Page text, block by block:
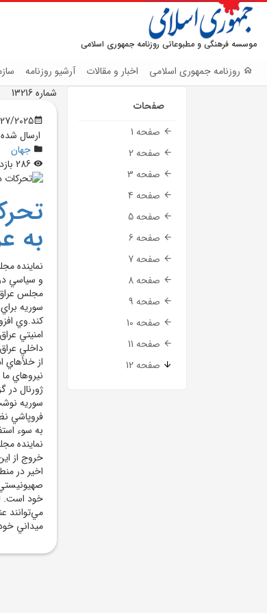
موسسه فرهنگی و مطبوعاتی روزنامه جمهوری اسلامی
روزنامه جمهوری اسلامی اخبار و مقالات آرشیو روزنامه
صفحات
صفحه 1
صفحه 2
صفحه 3
صفحه 4
صفحه 5
صفحه 6
صفحه 7
صفحه 8
صفحه 9
صفحه 10
صفحه 11
صفحه 12
شماره 13216
12:00:00 AM
ارسال
جهان
به
نماينده
و سياسي
مجلس
سوريه
کند.وي
امنيتي
داخلي
از خلأهاي
نيروهاي
ژورنال در
سوريه
فروپاشي
به سوء
نماينده
خروج از
اخير در
خود است.
مي‌توانند
ميداني